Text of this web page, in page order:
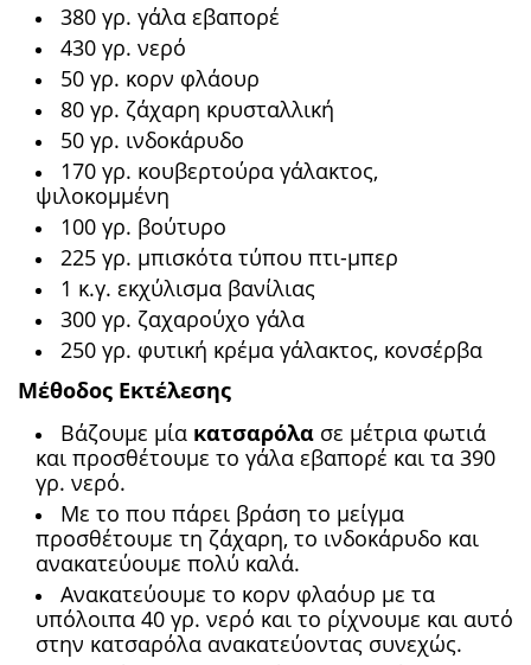
380 γρ. γάλα εβαπορέ
430 γρ. νερό
50 γρ. κορν φλάουρ
80 γρ. ζάχαρη κρυσταλλική
50 γρ. ινδοκάρυδο
170 γρ. κουβερτούρα γάλακτος,
ψιλοκομμένη
100 γρ. βούτυρο
225 γρ. μπισκότα τύπου πτι-μπερ
1 κ.γ. εκχύλισμα βανίλιας
300 γρ. ζαχαρούχο γάλα
250 γρ. φυτική κρέμα γάλακτος, κονσέρβα
Μέθοδος Εκτέλεσης
Βάζουμε μία κατσαρόλα σε μέτρια φωτιά
και προσθέτουμε το γάλα εβαπορέ και τα 390
γρ. νερό.
Με το που πάρει βράση το μείγμα
προσθέτουμε τη ζάχαρη, το ινδοκάρυδο και
ανακατεύουμε πολύ καλά.
Ανακατεύουμε το κορν φλαόυρ με τα
υπόλοιπα 40 γρ. νερό και το ρίχνουμε και αυτό
στην κατσαρόλα ανακατεύοντας συνεχώς.